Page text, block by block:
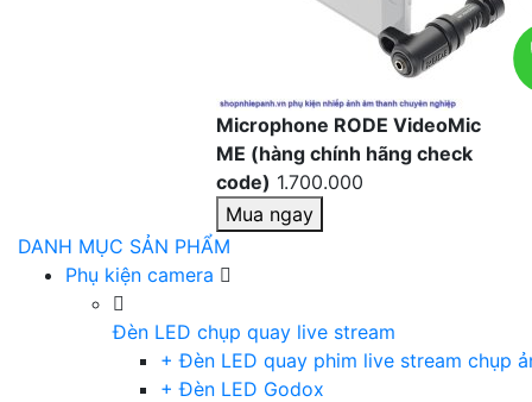
Microphone RODE VideoMic
ME (hàng chính hãng check
code) 1.700.000
Mua ngay
DANH MỤC SẢN PHẨM
Phụ kiện camera
Đèn LED chụp quay live stream
+ Đèn LED quay phim live stream chụp
+ Đèn LED Godox